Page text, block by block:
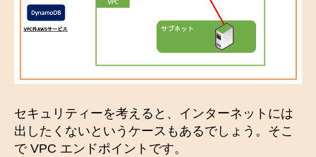
セキュリティーを考えると、インターネットには
出したくないというケースもあるでしょう。そこ
で VPC エンドポイントです。